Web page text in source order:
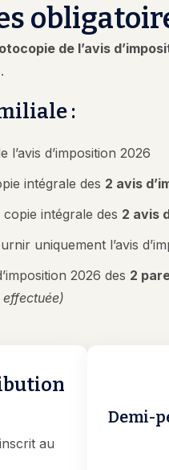
de l’avis
:
l’avis d’imposition 2026
intégrale des 2 avis
copie intégrale des 2 avis
uniquement l’avis
2026 des 2
inscrit au
Demi-